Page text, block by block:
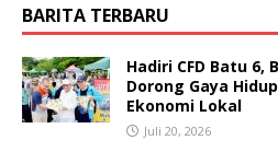
BARITA TERBARU
Hadiri CFD Batu 6,
Dorong Gaya
Ekonomi Lokal
Juli 20, 2026